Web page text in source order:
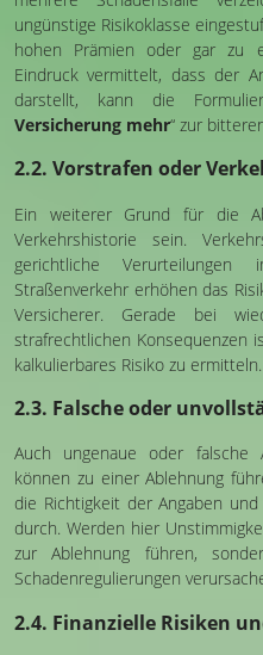
ungünstige Risikoklasse
hohen Prämien oder gar zu
Eindruck vermittelt, dass der
darstellt, kann die
Versicherung mehr“ zur
2.2. Vorstrafen oder
Ein weiterer Grund für die
Verkehrshistorie sein.
gerichtliche
Straßenverkehr erhöhen das
Versicherer. Gerade bei
strafrechtlichen Konsequenzen
kalkulierbares Risiko zu ermitteln.
2.3. Falsche oder
Auch ungenaue oder falsche
können zu einer Ablehnung
die Richtigkeit der Angaben
durch. Werden hier
zur Ablehnung führen,
Schadenregulierungen
2.4. Finanzielle Risiken